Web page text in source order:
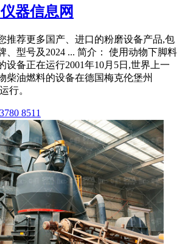
器信息网
推荐更多国产、进口的粉磨设备产品,包
、型号及2024 ... 简介： 使用动物下脚料
设备正在运行2001年10月5日,世界上一
柴油燃料的设备在德国梅克伦堡州
行。
8511